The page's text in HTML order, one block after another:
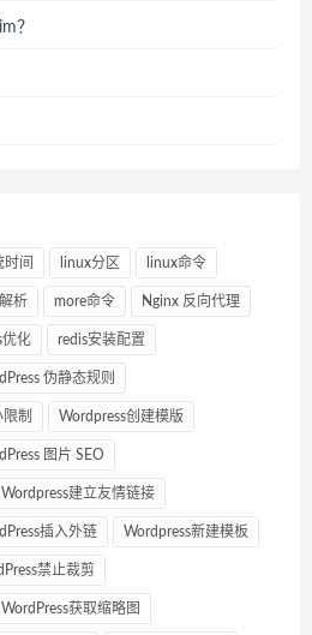
？
时间 linux分区 linux命令
析 more命令 Nginx 反向代理
优化 redis安装配置
伪静态规则
制 Wordpress创建模版
图片 SEO
Wordpress建立友情链接
插入外链 Wordpress新建模板
禁止裁剪
WordPress获取缩略图